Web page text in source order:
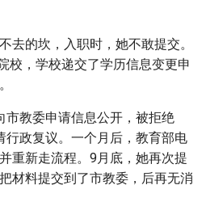
去的坎，入职时，她不敢提交。
校，学校递交了学历信息变更申
市教委申请信息公开，被拒绝
行政复议。一个月后，教育部电
重新走流程。9月底，她再次提
材料提交到了市教委，后再无消